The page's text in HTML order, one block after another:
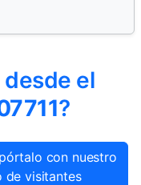
desde el
?
con nuestro
de visitantes